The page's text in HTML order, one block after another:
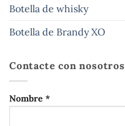
Botella de whisky
Botella de Brandy XO
Contacte con nosotros
Nombre *